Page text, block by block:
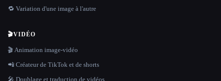
🔁 Variation d'une image à l'autre
🎬VIDÉO
🎬 Animation image-vidéo
📲 Créateur de TikTok et de shorts
🎤 Doublage et traduction de vidéos